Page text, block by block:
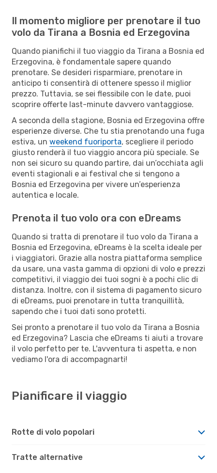
Il momento migliore per prenotare il tuo
volo da Tirana a Bosnia ed Erzegovina
Quando pianifichi il tuo viaggio da Tirana a Bosnia ed
Erzegovina, è fondamentale sapere quando
prenotare. Se desideri risparmiare, prenotare in
anticipo ti consentirà di ottenere spesso il miglior
prezzo. Tuttavia, se sei flessibile con le date, puoi
scoprire offerte last-minute davvero vantaggiose.
A seconda della stagione, Bosnia ed Erzegovina offre
esperienze diverse. Che tu stia prenotando una fuga
estiva, un weekend fuoriporta, scegliere il periodo
giusto renderà il tuo viaggio ancora più speciale. Se
non sei sicuro su quando partire, dai un’occhiata agli
eventi stagionali e ai festival che si tengono a
Bosnia ed Erzegovina per vivere un’esperienza
autentica e locale.
Prenota il tuo volo ora con eDreams
Quando si tratta di prenotare il tuo volo da Tirana a
Bosnia ed Erzegovina, eDreams è la scelta ideale per
i viaggiatori. Grazie alla nostra piattaforma semplice
da usare, una vasta gamma di opzioni di volo e prezzi
competitivi, il viaggio dei tuoi sogni è a pochi clic di
distanza. Inoltre, con il sistema di pagamento sicuro
di eDreams, puoi prenotare in tutta tranquillità,
sapendo che i tuoi dati sono protetti.
Sei pronto a prenotare il tuo volo da Tirana a Bosnia
ed Erzegovina? Lascia che eDreams ti aiuti a trovare
il volo perfetto per te. L'avventura ti aspetta, e non
vediamo l'ora di accompagnarti!
Pianificare il viaggio
Rotte di volo popolari
Tratte alternative